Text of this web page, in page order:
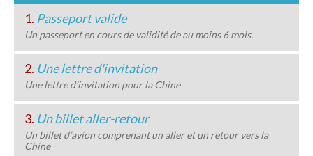
1. Passeport valide
Un passeport en cours de validité de au moins 6 mois.
2. Une lettre d'invitation
Une lettre d’invitation pour la Chine
3. Un billet aller-retour
Un billet d’avion comprenant un aller et un retour vers la
Chine